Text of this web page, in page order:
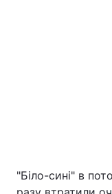
"Біло-сині" в